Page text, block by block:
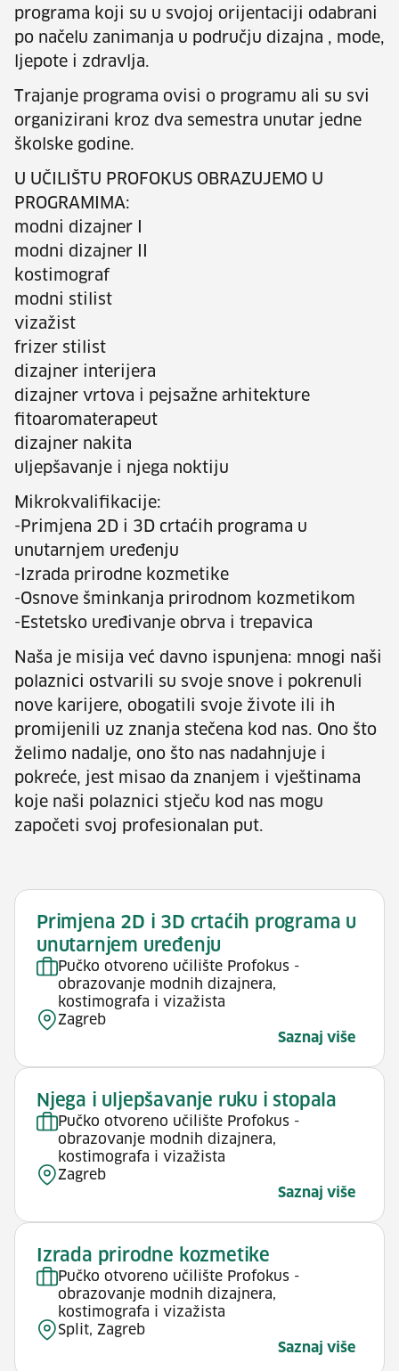
programa koji su u svojoj orijentaciji odabrani
po načelu zanimanja u području dizajna , mode,
ljepote i zdravlja.
Trajanje programa ovisi o programu ali su svi
organizirani kroz dva semestra unutar jedne
školske godine.
U UČILIŠTU PROFOKUS OBRAZUJEMO U
PROGRAMIMA:
modni dizajner I
modni dizajner II
kostimograf
modni stilist
vizažist
frizer stilist
dizajner interijera
dizajner vrtova i pejsažne arhitekture
fitoaromaterapeut
dizajner nakita
uljepšavanje i njega noktiju
Mikrokvalifikacije:
-Primjena 2D i 3D crtaćih programa u
unutarnjem uređenju
-Izrada prirodne kozmetike
-Osnove šminkanja prirodnom kozmetikom
-Estetsko uređivanje obrva i trepavica
Naša je misija već davno ispunjena: mnogi naši
polaznici ostvarili su svoje snove i pokrenuli
nove karijere, obogatili svoje živote ili ih
promijenili uz znanja stečena kod nas. Ono što
želimo nadalje, ono što nas nadahnjuje i
pokreće, jest misao da znanjem i vještinama
koje naši polaznici stječu kod nas mogu
započeti svoj profesionalan put.
Primjena 2D i 3D crtaćih programa u
unutarnjem uređenju
Pučko otvoreno učilište Profokus -
obrazovanje modnih dizajnera,
kostimografa i vizažista
Zagreb
Saznaj više
Njega i uljepšavanje ruku i stopala
Pučko otvoreno učilište Profokus -
obrazovanje modnih dizajnera,
kostimografa i vizažista
Zagreb
Saznaj više
Izrada prirodne kozmetike
Pučko otvoreno učilište Profokus -
obrazovanje modnih dizajnera,
kostimografa i vizažista
Split, Zagreb
Saznaj više